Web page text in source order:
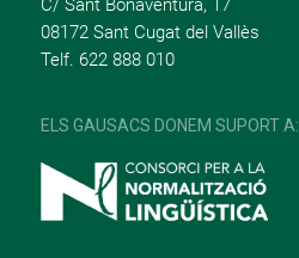
C/ Sant Bonaventura, 17
08172 Sant Cugat del Vallès
Telf. 622 888 010
ELS GAUSACS DONEM SUPORT A: